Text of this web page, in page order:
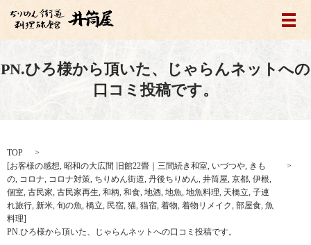
メ
PN.ひろ様から頂いた、じゃらんネットへの
口コミ投稿です。
TOP
[お客様の感想, 昭和の大広間 旧館22畳｜三間続き和室, いづつや, きも
の, コロナ, コロナ対策, ちりめん街道, 丹後ちりめん, 井筒屋, 京都, 伊根,
個室, 古民家, 古民家再生, 和柄, 和食, 地酒, 地魚, 地魚料理, 天橋立, 子連
れ旅行, 新米, 旬の魚, 橋立, 民宿, 猫, 猫宿, 着物, 着物リメイク, 部屋食, 魚
料理]
PN.ひろ様から頂いた、じゃらんネットへの口コミ投稿です。